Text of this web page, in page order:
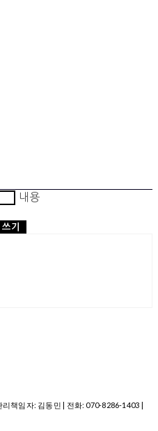
내용
기
책임자: 김동민 | 전화: 070-8286-1403 |